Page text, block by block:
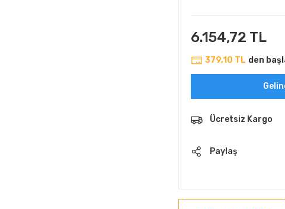
6.154,72 TL
379,10 TL den
Ücretsiz Kargo
Paylaş